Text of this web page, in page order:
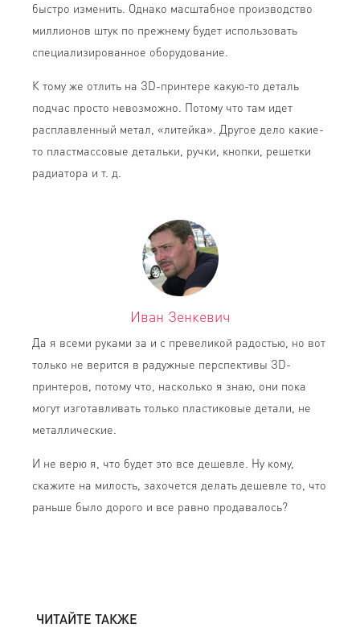
быстро изменить. Однако масштабное производство
миллионов штук по прежнему будет использовать
специализированное оборудование.
К тому же отлить на ЗD-принтере какую-то деталь
подчас просто невозможно. Потому что там идет
расплавленный метал, «литейка». Другое дело какие-
то пластмассовые детальки, ручки, кнопки, решетки
радиатора и т. д.
Иван Зенкевич
Да я всеми руками за и с превеликой радостью, но вот
только не верится в радужные перспективы ЗD-
принтеров, потому что, насколько я знаю, они пока
могут изготавливать только пластиковые детали, не
металлические.
И не верю я, что будет это все дешевле. Ну кому,
скажите на милость, захочется делать дешевле то, что
раньше было дорого и все равно продавалось?
ЧИТАЙТЕ ТАКЖЕ